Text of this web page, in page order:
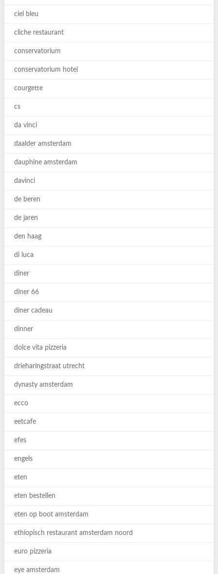
ciel bleu
cliche restaurant
conservatorium
conservatorium hotel
courgette
cs
da vinci
daalder amsterdam
dauphine amsterdam
davinci
de beren
de jaren
den haag
di luca
diner
diner 66
diner cadeau
dinner
dolce vita pizzeria
drieharingstraat utrecht
dynasty amsterdam
ecco
eetcafe
efes
engels
eten
eten bestellen
eten op boot amsterdam
ethiopisch restaurant amsterdam noord
euro pizzeria
eye amsterdam